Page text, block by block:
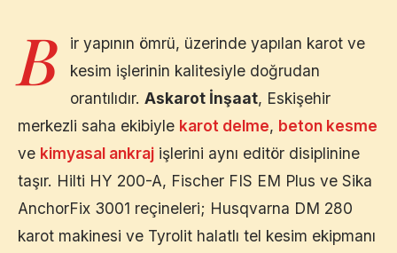
B
ir yapının ömrü, üzerinde yapılan karot ve
kesim işlerinin kalitesiyle doğrudan
orantılıdır. Askarot İnşaat, Eskişehir
merkezli saha ekibiyle karot delme, beton kesme
ve kimyasal ankraj işlerini aynı editör disiplinine
taşır. Hilti HY 200-A, Fischer FIS EM Plus ve Sika
AnchorFix 3001 reçineleri; Husqvarna DM 280
karot makinesi ve Tyrolit halatlı tel kesim ekipmanı